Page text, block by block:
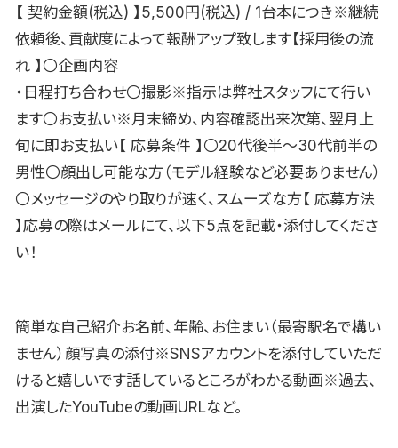
【 契約金額(税込) 】5,500円(税込) / 1台本につき※継続
依頼後、貢献度によって報酬アップ致します【採用後の流
れ 】〇企画内容
・日程打ち合わせ〇撮影※指示は弊社スタッフにて行い
ます〇お支払い※月末締め、内容確認出来次第、翌月上
旬に即お支払い【 応募条件 】〇20代後半〜30代前半の
男性〇顔出し可能な方（モデル経験など必要ありません）
〇メッセージのやり取りが速く、スムーズな方【 応募方法
】応募の際はメールにて、以下5点を記載・添付してくださ
い！
簡単な自己紹介お名前、年齢、お住まい（最寄駅名で構い
ません）顔写真の添付※SNSアカウントを添付していただ
けると嬉しいです話しているところがわかる動画※過去、
出演したYouTubeの動画URLなど。